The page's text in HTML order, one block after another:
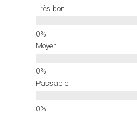
Très bon
Moyen
Passable